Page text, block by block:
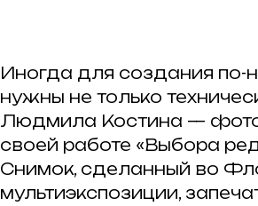
Иногда для создания по-
нужны не только
Людмила Костина —
своей работе «Выбора
Снимок, сделанный во
мультиэкспозиции,